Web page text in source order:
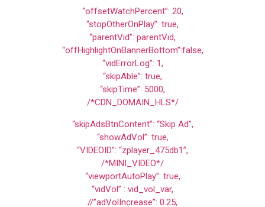
“offsetWatchPercent”: 20,
“stopOtherOnPlay”: true,
“parentVid”: parentVid,
“offHighlightOnBannerBottom”:false,
“vidErrorLog”: 1,
“skipAble”: true,
“skipTime”: 5000,
/*CDN_DOMAIN_HLS*/
“skipAdsBtnContent”: “Skip Ad”,
“showAdVol”: true,
“VIDEOID”: “zplayer_475db1”,
/*MINI_VIDEO*/
“viewportAutoPlay”: true,
“vidVol” : vid_vol_var,
//”adVolIncrease”: 0.25,